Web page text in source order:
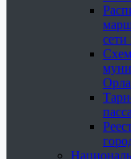
сети
Орла